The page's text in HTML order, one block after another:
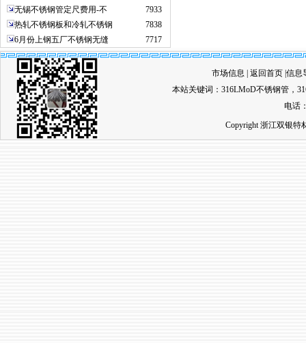
无锡不锈钢管定尺费用-不
7933
热轧不锈钢板和冷轧不锈钢
7838
6月份上钢五厂不锈钢无缝
7717
市场信息 返回首页 信息
本站关键词： 316LMoD不锈钢管 ，
电话
Copyright 浙江双银